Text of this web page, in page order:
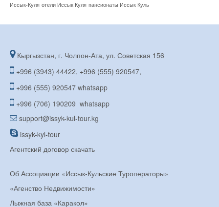
Иссык-Куля отели Иссык Куля пансионаты Иссык Куль
Кыргызстан, г. Чолпон-Ата, ул. Советская 156
+996 (3943) 44422, +996 (555) 920547,
+996 (555) 920547 whatsapp
+996 (706) 190209 whatsapp
support@issyk-kul-tour.kg
issyk-kyl-tour
Агентский договор скачать
Об Ассоциации «Иссык-Кульские Туроператоры»
«Агенство Недвижимости»
Лыжная база «Каракол»